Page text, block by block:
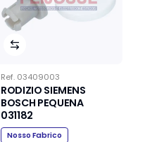
Ref. 03409003
RODIZIO SIEMENS
BOSCH PEQUENA
031182
Nosso Fabrico